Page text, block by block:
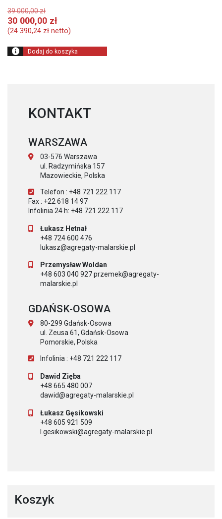
39 000,00złPierwotna
cena
wynosiła:
000,00 zł.
30 000,00 zł
30
000,00 zł.
(24 390,24 zł netto)
Dodaj do koszyka
KONTAKT
WARSZAWA
03-576 Warszawa
ul. Radzymińska 157
Mazowieckie, Polska
Telefon : +48 721 222 117
Fax : +22 618 14 97
Infolinia 24 h: +48 721 222 117
Łukasz Hetnał
+48 724 600 476
lukasz@agregaty-malarskie.pl
Przemysław Woldan
+48 603 040 927 przemek@agregaty-
malarskie.pl
GDAŃSK-OSOWA
80-299 Gdańsk-Osowa
ul. Zeusa 61, Gdańsk-Osowa
Pomorskie, Polska
Infolinia : +48 721 222 117
Dawid Zięba
+48 665 480 007
dawid@agregaty-malarskie.pl
Łukasz Gęsikowski
+48 605 921 509
l.gesikowski@agregaty-malarskie.pl
Koszyk